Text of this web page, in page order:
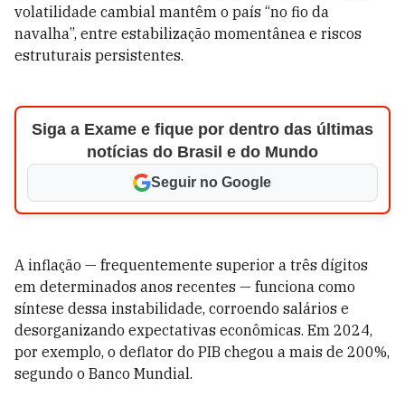
volatilidade cambial mantêm o país “no fio da
navalha”, entre estabilização momentânea e riscos
estruturais persistentes.
Siga a Exame e fique por dentro das últimas
notícias do Brasil e do Mundo
Seguir no Google
A inflação — frequentemente superior a três dígitos
em determinados anos recentes — funciona como
síntese dessa instabilidade, corroendo salários e
desorganizando expectativas econômicas. Em 2024,
por exemplo, o deflator do PIB chegou a mais de 200%,
segundo o Banco Mundial.